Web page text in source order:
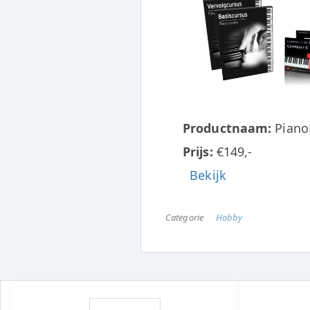
Productnaam:
Prijs: €149,-
Bekijk
Categorie Hobby